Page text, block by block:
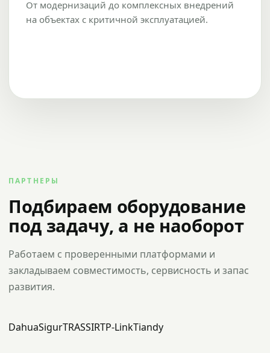
От модернизаций до комплексных внедрений
на объектах с критичной эксплуатацией.
ПАРТНЕРЫ
Подбираем оборудование
под задачу, а не наоборот
Работаем с проверенными платформами и
закладываем совместимость, сервисность и запас
развития.
DahuaSigurTRASSIRTP-LinkTiandy